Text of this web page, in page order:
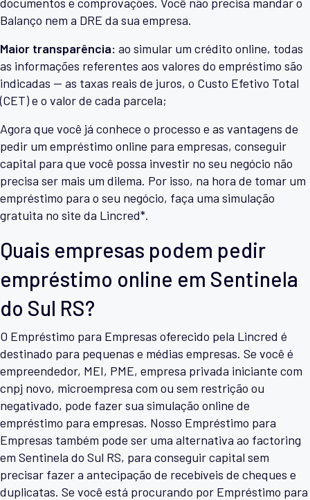
Balanço nem a DRE da sua empresa.
Maior transparência: ao simular um crédito online, todas
as informações referentes aos valores do empréstimo são
indicadas — as taxas reais de juros, o Custo Efetivo Total
(CET) e o valor de cada parcela;
Agora que você já conhece o processo e as vantagens de
pedir um empréstimo online para empresas, conseguir
capital para que você possa investir no seu negócio não
precisa ser mais um dilema. Por isso, na hora de tomar um
empréstimo para o seu negócio, faça uma simulação
gratuita no site da Lincred*.
Quais empresas podem pedir
empréstimo online em Sentinela
do Sul RS?
O Empréstimo para Empresas oferecido pela Lincred é
destinado para pequenas e médias empresas. Se você é
empreendedor, MEI, PME, empresa privada iniciante com
cnpj novo, microempresa com ou sem restrição ou
negativado, pode fazer sua simulação online de
empréstimo para empresas. Nosso Empréstimo para
Empresas também pode ser uma alternativa ao factoring
em Sentinela do Sul RS, para conseguir capital sem
precisar fazer a antecipação de recebíveis de cheques e
duplicatas. Se você está procurando por Empréstimo para